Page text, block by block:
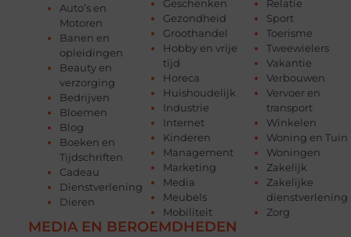
Auto’s en
Motoren
Banen en
opleidingen
Beauty en
verzorging
Bedrijven
Bloemen
Blog
Boeken en
Tijdschriften
Cadeau
Dienstverlening
Dieren
Geschenken
Gezondheid
Groothandel
Hobby en vrije
tijd
Horeca
Huishoudelijk
Industrie
Internet
Kinderen
Management
Marketing
Media
Meubels
Mobiliteit
Relatie
Sport
Toerisme
Tweewielers
Vakantie
Verbouwen
Vervoer en
transport
Winkelen
Woning en Tuin
Woningen
Zakelijk
Zakelijke
dienstverlening
Zorg
MEDIA EN BEROEMDHEDEN